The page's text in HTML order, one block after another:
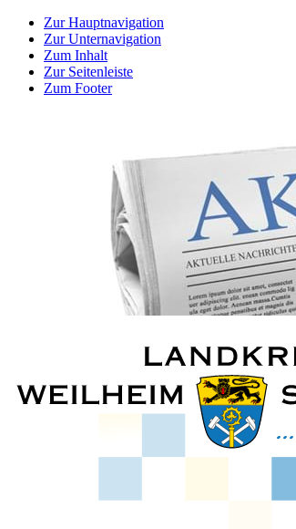
Zur Hauptnavigation
Zur Unternavigation
Zum Inhalt
Zur Seitenleiste
Zum Footer